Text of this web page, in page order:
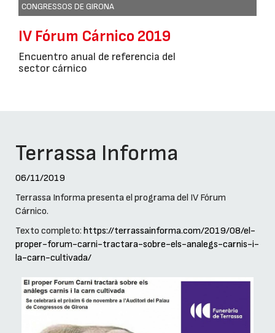
CONGRESSOS DE GIRONA
IV Fórum Cárnico 2019
Encuentro anual de referencia del
sector cárnico
Terrassa Informa
06/11/2019
Terrassa Informa presenta el programa del IV Fórum
Cárnico.
Texto completo: https://terrassainforma.com/2019/08/el-
proper-forum-carni-tractara-sobre-els-analegs-carnis-i-
la-carn-cultivada/